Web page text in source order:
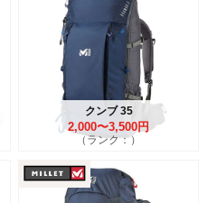
クンブ 35
2,000〜3,500円
（ランク：）